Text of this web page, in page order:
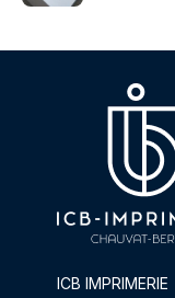
ICB IMPRIMERIE